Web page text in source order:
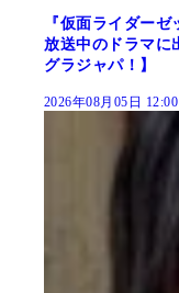
『仮面ライダー
放送中のドラマに
グラジャパ！】
2026年08月05日 12:00